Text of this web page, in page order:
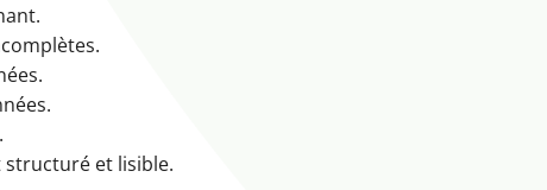
et lisible.